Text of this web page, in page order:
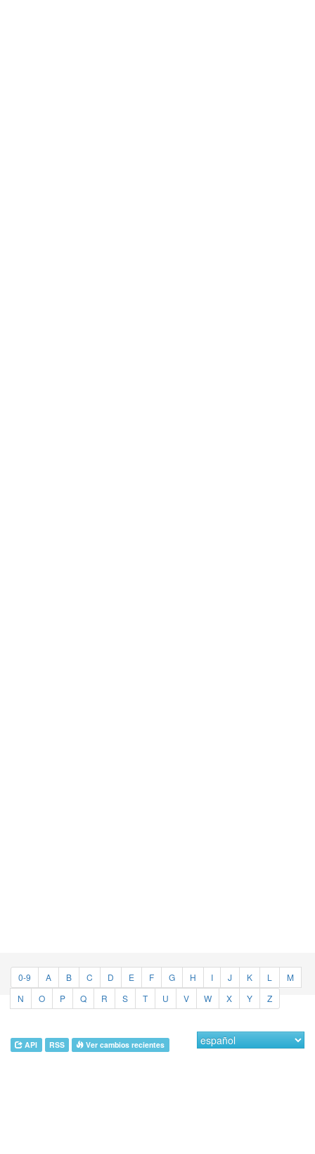
0-9 A B C D E F G H I J K L
M
N
O P Q R S T U V W X Y Z
API RSS Ver cambios recientes